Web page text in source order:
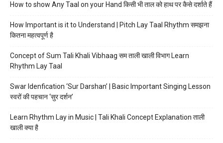
How to show Any Taal on your Hand किसी भी ताल को हाथ पर कैसे दर्शाते हैं
How Important is it to Understand | Pitch Lay Taal Rhythm समझना
कितना महत्वपूर्ण है
Concept of Sum Tali Khali Vibhaag सम ताली खाली विभाग Learn
Rhythm Lay Taal
Swar Idenfication ‘Sur Darshan’ | Basic Important Singing Lesson
स्वरों की पहचान ‘सुर दर्शन’
Learn Rhythm Lay in Music | Tali Khali Concept Explanation ताली
खाली क्या है